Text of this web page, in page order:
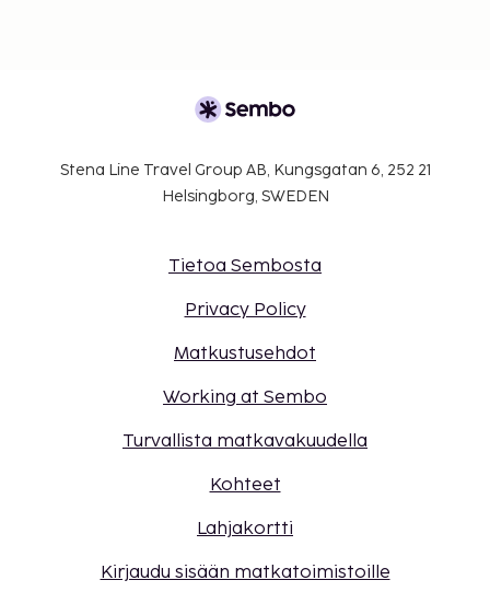
Stena Line Travel Group AB, Kungsgatan 6, 252 21
Helsingborg, SWEDEN
Tietoa Sembosta
Privacy Policy
Matkustusehdot
Working at Sembo
Turvallista matkavakuudella
Kohteet
Lahjakortti
Kirjaudu sisään matkatoimistoille